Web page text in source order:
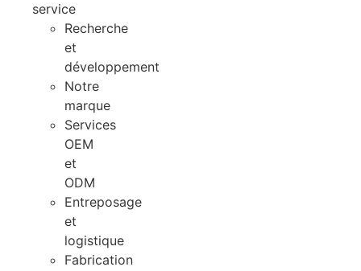
service
Recherche
et
développement
Notre
marque
Services
OEM
et
ODM
Entreposage
et
logistique
Fabrication